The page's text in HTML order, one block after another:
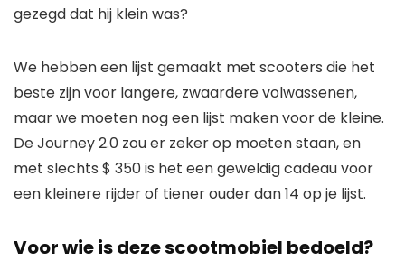
gezegd dat hij klein was?
We hebben een lijst gemaakt met scooters die het
beste zijn voor langere, zwaardere volwassenen,
maar we moeten nog een lijst maken voor de kleine.
De Journey 2.0 zou er zeker op moeten staan, en
met slechts $ 350 is het een geweldig cadeau voor
een kleinere rijder of tiener ouder dan 14 op je lijst.
Voor wie is deze scootmobiel bedoeld?